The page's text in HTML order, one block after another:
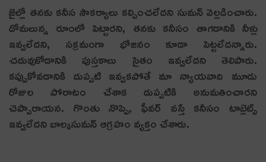
జైల్లో త‌న‌కు కనీస సౌకర్యాలు కల్పించలేదని సుమ‌న్ వెల్ల‌డించారు.
దోమలున్న రూంలో పెట్టారని, త‌న‌కు క‌నీసం తాగడానికి నీళ్లు
ఇవ్వలేదని, సక్రమంగా భోజనం కూడా పెట్టలేదన్నారు.
చదువుకోడానికి పుస్తకాలు సైతం ఇవ్వలేదని తెలిపారు.
కప్పుకోవడానికి దుప్పటి ఇవ్వకపోతే మా న్యాయవాది మూడు
రోజుల పోరాటం చేశాక దుప్పటికి అనుమతించారని
చెప్పారాయ‌న‌. గొంతు నొప్పి, ఫీవర్ వస్తే కనీసం టాబ్లెట్స్
ఇవ్వలేదని బాల్క‌సుమ‌న్ ఆగ్ర‌హం వ్య‌క్తం చేశారు.